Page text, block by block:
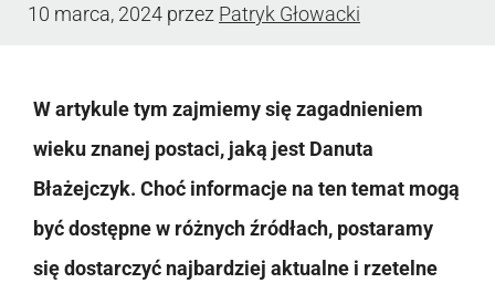
10 marca, 2024 przez Patryk Głowacki
W artykule tym zajmiemy się zagadnieniem
wieku znanej postaci, jaką jest Danuta
Błażejczyk. Choć informacje na ten temat mogą
być dostępne w różnych źródłach, postaramy
się dostarczyć najbardziej aktualne i rzetelne